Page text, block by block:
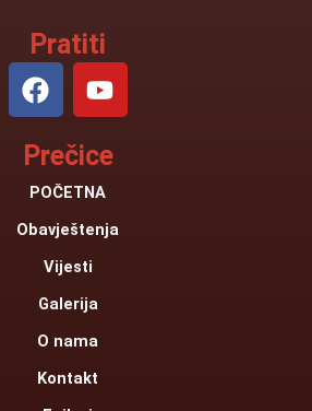
Pratiti
F
a
e
b
o
k
Y
o
t
u
e
Prečice
POČETNA
Obavještenja
Vijesti
Galerija
O nama
Kontakt